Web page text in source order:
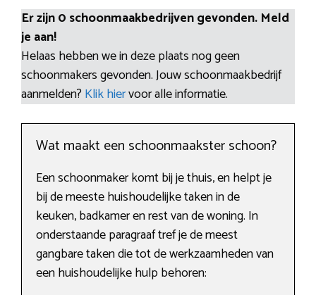
Er zijn 0 schoonmaakbedrijven gevonden. Meld
je aan!
Helaas hebben we in deze plaats nog geen
schoonmakers gevonden. Jouw schoonmaakbedrijf
aanmelden? Klik hiervoor alle informatie.
Wat maakt een schoonmaakster schoon?
Een schoonmaker komt bij je thuis, en helpt je
bij de meeste huishoudelijke taken in de
keuken, badkamer en rest van de woning. In
onderstaande paragraaf tref je de meest
gangbare taken die tot de werkzaamheden van
een huishoudelijke hulp behoren: